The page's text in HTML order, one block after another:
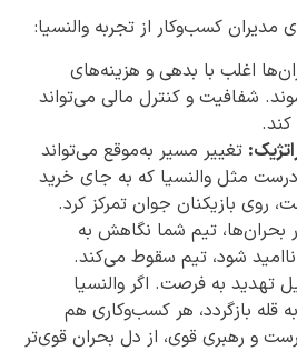
کسب‌وکار از تجربه والنسیا:
اغلب با بدهی و هزینه‌های
شفافیت و کنترل مالی می‌تواند
تغییر مسیر به‌موقع می‌تواند
مثل والنسیا که به جای خرید
روی بازیکنان جوان تمرکز کرد.
بحران‌ها، تیم شما نگاهش به
شود، تیم سقوط می‌کند.
تهدید به فرصت. اگر والنسیا
قله بازگردد، هر کسب‌وکاری هم
و رهبری قوی، از دل بحران قوی‌تر